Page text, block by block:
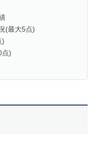
(最大5点)
)
点)